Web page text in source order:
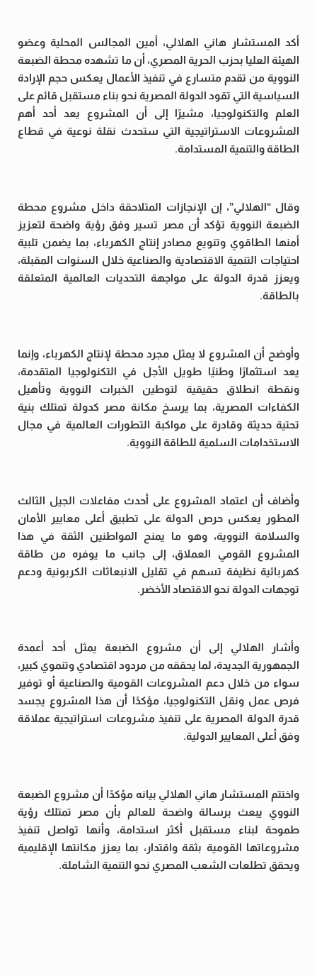
أكد المستشار هاني الهلالي، أمين المجالس المحلية وعضو
الهيئة العليا بحزب الحرية المصري، أن ما تشهده محطة الضبعة
النووية من تقدم متسارع في تنفيذ الأعمال يعكس حجم الإرادة
السياسية التي تقود الدولة المصرية نحو بناء مستقبل قائم على
العلم والتكنولوجيا، مشيرًا إلى أن المشروع يعد أحد أهم
المشروعات الاستراتيجية التي ستحدث نقلة نوعية في قطاع
الطاقة والتنمية المستدامة.
وقال “الهلالي”، إن الإنجازات المتلاحقة داخل مشروع محطة
الضبعة النووية تؤكد أن مصر تسير وفق رؤية واضحة لتعزيز
أمنها الطاقوي وتنويع مصادر إنتاج الكهرباء، بما يضمن تلبية
احتياجات التنمية الاقتصادية والصناعية خلال السنوات المقبلة،
ويعزز قدرة الدولة على مواجهة التحديات العالمية المتعلقة
بالطاقة.
وأوضح أن المشروع لا يمثل مجرد محطة لإنتاج الكهرباء، وإنما
يعد استثمارًا وطنيًا طويل الأجل في التكنولوجيا المتقدمة،
ونقطة انطلاق حقيقية لتوطين الخبرات النووية وتأهيل
الكفاءات المصرية، بما يرسخ مكانة مصر كدولة تمتلك بنية
تحتية حديثة وقادرة على مواكبة التطورات العالمية في مجال
الاستخدامات السلمية للطاقة النووية.
وأضاف أن اعتماد المشروع على أحدث مفاعلات الجيل الثالث
المطور يعكس حرص الدولة على تطبيق أعلى معايير الأمان
والسلامة النووية، وهو ما يمنح المواطنين الثقة في هذا
المشروع القومي العملاق، إلى جانب ما يوفره من طاقة
كهربائية نظيفة تسهم في تقليل الانبعاثات الكربونية ودعم
توجهات الدولة نحو الاقتصاد الأخضر.
وأشار الهلالي إلى أن مشروع الضبعة يمثل أحد أعمدة
الجمهورية الجديدة، لما يحققه من مردود اقتصادي وتنموي كبير،
سواء من خلال دعم المشروعات القومية والصناعية أو توفير
فرص عمل ونقل التكنولوجيا، مؤكدًا أن هذا المشروع يجسد
قدرة الدولة المصرية على تنفيذ مشروعات استراتيجية عملاقة
وفق أعلى المعايير الدولية.
واختتم المستشار هاني الهلالي بيانه مؤكدًا أن مشروع الضبعة
النووي يبعث برسالة واضحة للعالم بأن مصر تمتلك رؤية
طموحة لبناء مستقبل أكثر استدامة، وأنها تواصل تنفيذ
مشروعاتها القومية بثقة واقتدار، بما يعزز مكانتها الإقليمية
ويحقق تطلعات الشعب المصري نحو التنمية الشاملة.